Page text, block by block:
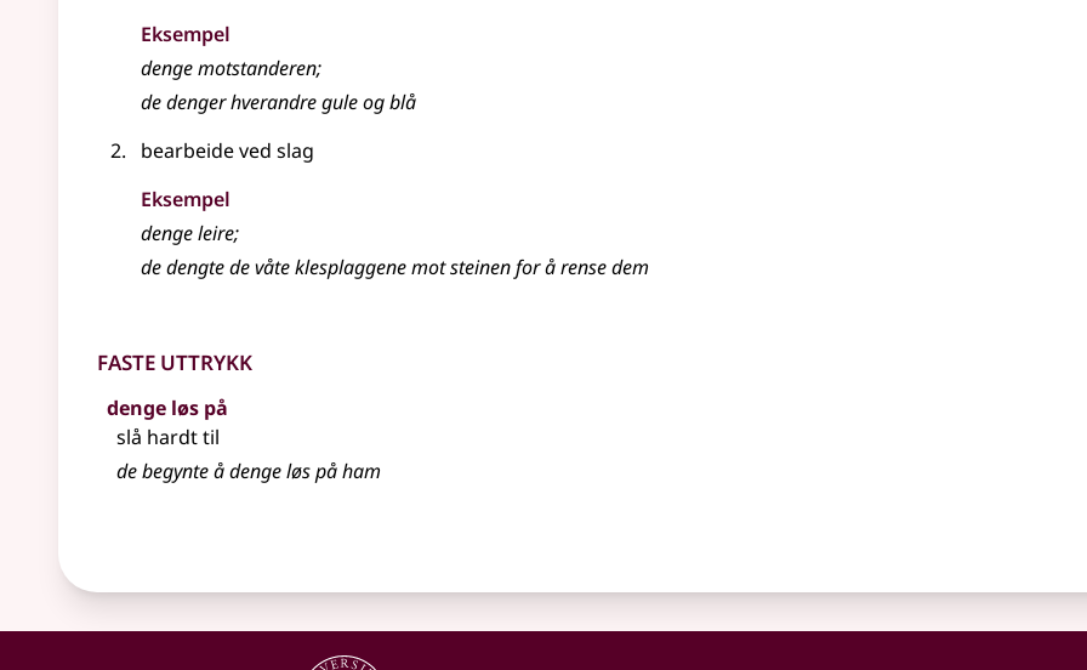
Eksempel
denge motstanderen;
de denger hverandre gule og blå
bearbeide ved slag
Eksempel
denge leire;
de dengte de våte klesplaggene mot steinen for å rense dem
Faste uttrykk
denge løs på
slå hardt til
de begynte å denge løs på ham